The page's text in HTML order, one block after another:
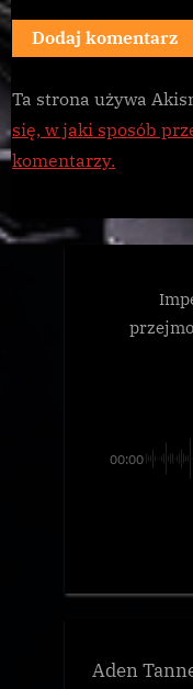
Ta strona używa
się, w jaki sposób
komentarzy.
00:00
Aden